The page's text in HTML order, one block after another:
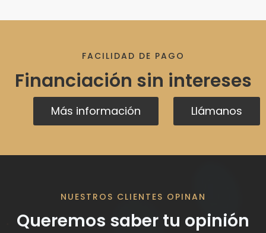
FACILIDAD DE PAGO
Financiación sin intereses
Más información Llámanos
NUESTROS CLIENTES OPINAN
Queremos saber tu opinión